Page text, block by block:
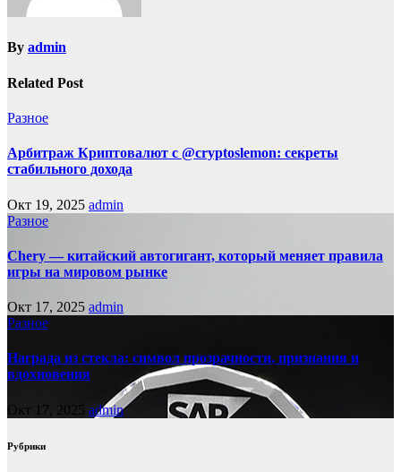
By admin
Related Post
Разное
Арбитраж Криптовалют с @cryptoslemon: секреты
стабильного дохода
Окт 19, 2025 admin
Разное
Chery — китайский автогигант, который меняет правила
игры на мировом рынке
Окт 17, 2025 admin
Разное
Награда из стекла: символ прозрачности, признания и
вдохновения
Окт 17, 2025 admin
Рубрики